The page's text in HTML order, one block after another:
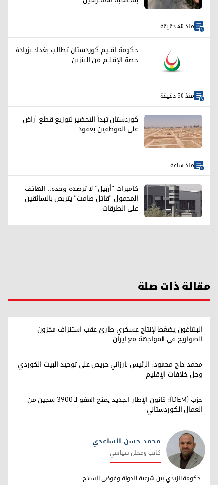
منذ 40 دقيقة
حكومة إقليم كوردستان تطالب بغداد بزيادة
حصة الإقليم من البنزين
منذ 50 دقيقة
كوردستان تبدأ التحضير لتوزيع قطع أراض
على الموظفين بعقود
منذ ساعة
كاميرات "أربيل" لا ترصده وحده.. الهاتف
المحمول "قاتل صامت" يتربص بالسائقين
على الطرقات
مقالة ذات صلة
البنتاغون يضغط لإنتاج عسكري طارئ عقب استنزاف مخزون
الصواريخ في المواجهة مع إيران
محمد حاج محمود: الرئيس بارزاني حريص على توحيد البيت الكوردي
وحل خلافات الإقليم
حزب (DEM): قانون الإطار الجديد يمنح العفو لـ 3900 سجين من
العمال الكوردستاني
محمد حسن الساعدي
محمد حسن الساعدي
كاتب ومحلل سياسي
حكومة الزيدي بين شرعية الدولة وفوضى السلاح